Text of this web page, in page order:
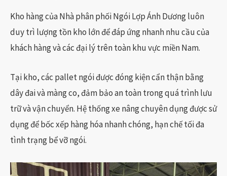
Kho hàng của Nhà phân phối Ngói Lợp Ánh Dương luôn
duy trì lượng tồn kho lớn để đáp ứng nhanh nhu cầu của
khách hàng và các đại lý trên toàn khu vực miền Nam.
Tại kho, các pallet ngói được đóng kiện cẩn thận bằng
dây đai và màng co, đảm bảo an toàn trong quá trình lưu
trữ và vận chuyển. Hệ thống xe nâng chuyên dụng được sử
dụng để bốc xếp hàng hóa nhanh chóng, hạn chế tối đa
tình trạng bể vỡ ngói.